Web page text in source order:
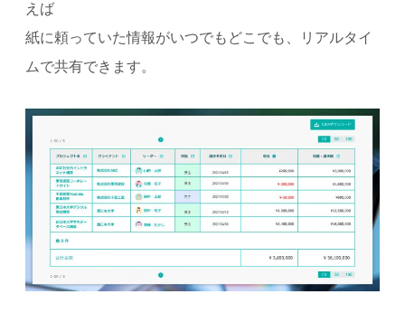
えば
紙に頼っていた情報がいつでもどこでも、リアルタイ
ムで共有できます。